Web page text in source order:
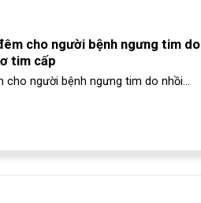
cho người bệnh ngưng tim do
tim cấp
người bệnh ngưng tim do nhồi...